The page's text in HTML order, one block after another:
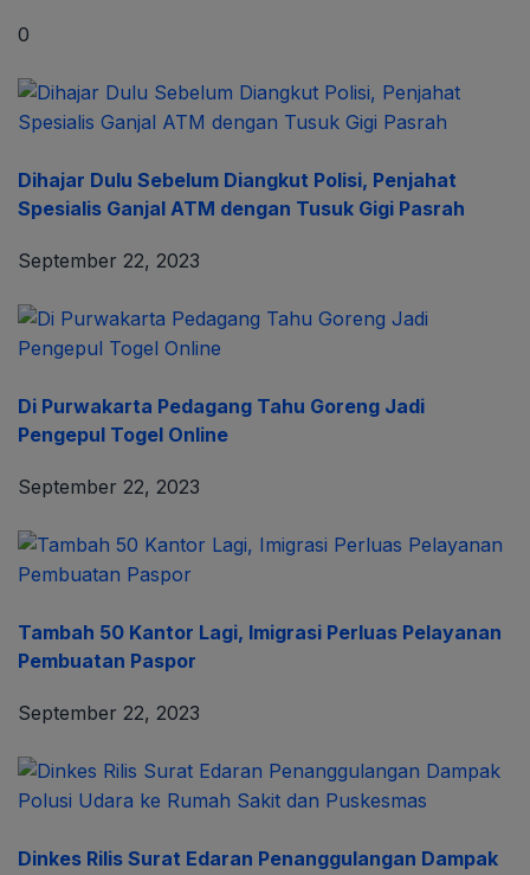
0
Dihajar Dulu Sebelum Diangkut Polisi, Penjahat
Spesialis Ganjal ATM dengan Tusuk Gigi Pasrah
September 22, 2023
Di Purwakarta Pedagang Tahu Goreng Jadi
Pengepul Togel Online
September 22, 2023
Tambah 50 Kantor Lagi, Imigrasi Perluas Pelayanan
Pembuatan Paspor
September 22, 2023
Dinkes Rilis Surat Edaran Penanggulangan Dampak